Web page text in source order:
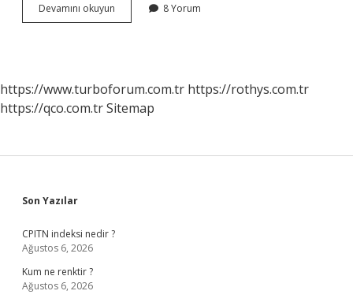
Devamını okuyun
Arı
8 Yorum
https://www.turboforum.com.tr https://rothys.com.tr
https://qco.com.trSitemap
Sidebar
Son Yazılar
CPITN indeksi nedir ?
Ağustos 6, 2026
Kum ne renktir ?
Ağustos 6, 2026